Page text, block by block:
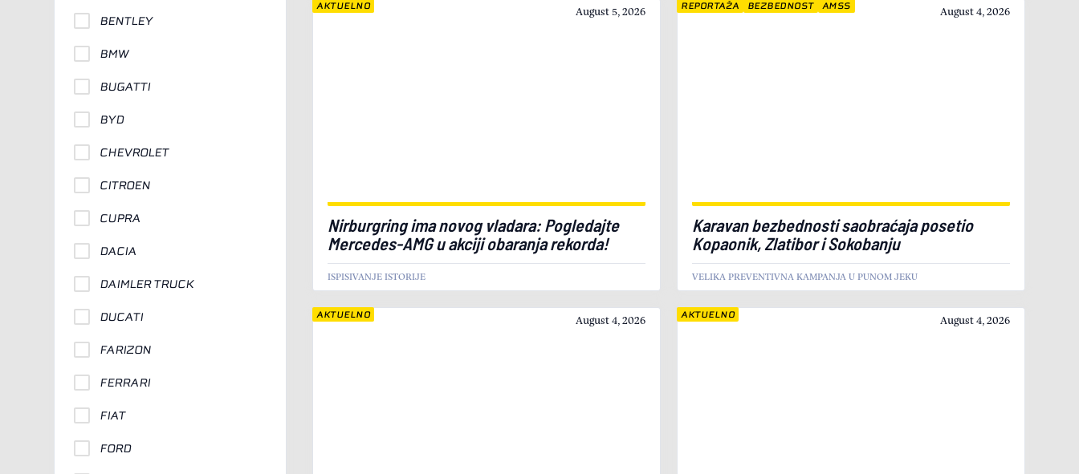
BENTLEY
BMW
BUGATTI
BYD
CHEVROLET
CITROEN
CUPRA
DACIA
DAIMLER TRUCK
DUCATI
FARIZON
FERRARI
FIAT
FORD
AKTUELNO August 5, 2026
Nirburgring ima novog vladara: Pogledajte
Mercedes-AMG u akciji obaranja rekorda!
ISPISIVANJE ISTORIJE
REPORTAŽA BEZBEDNOST AMSS August 4, 2026
Karavan bezbednosti saobraćaja posetio
Kopaonik, Zlatibor i Sokobanju
VELIKA PREVENTIVNA KAMPANJA U PUNOM JEKU
AKTUELNO August 4, 2026 AKTUELNO August 4, 2026